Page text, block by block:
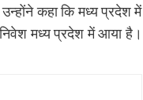
कहा कि मध्य प्रदेश में
मध्य प्रदेश में आया है।